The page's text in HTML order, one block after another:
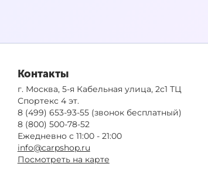
Контакты
г. Москва, 5-я Кабельная улица, 2с1 ТЦ
Спортекс 4 эт.
8 (499) 653-93-55(звонок бесплатный)
8 (800) 500-78-52
Ежедневно с 11:00 - 21:00
info@carpshop.ru
Посмотреть на карте